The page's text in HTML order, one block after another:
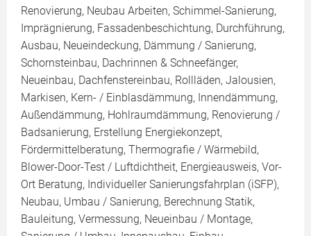
Renovierung, Neubau Arbeiten, Schimmel-Sanierung,
Imprägnierung, Fassadenbeschichtung, Durchführung,
Ausbau, Neueindeckung, Dämmung / Sanierung,
Schornsteinbau, Dachrinnen & Schneefänger,
Neueinbau, Dachfenstereinbau, Rollläden, Jalousien,
Markisen, Kern- / Einblasdämmung, Innendämmung,
Außendämmung, Hohlraumdämmung, Renovierung /
Badsanierung, Erstellung Energiekonzept,
Fördermittelberatung, Thermografie / Wärmebild,
Blower-Door-Test / Luftdichtheit, Energieausweis, Vor-
Ort Beratung, Individueller Sanierungsfahrplan (iSFP),
Neubau, Umbau / Sanierung, Berechnung Statik,
Bauleitung, Vermessung, Neueinbau / Montage,